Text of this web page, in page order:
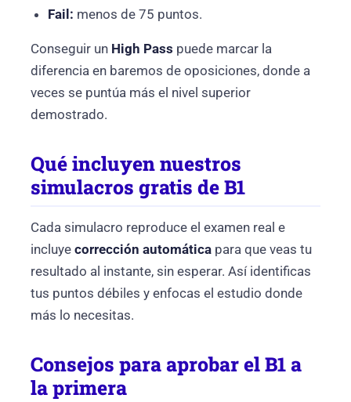
Fail: menos de 75 puntos.
Conseguir un High Pass puede marcar la
diferencia en baremos de oposiciones, donde a
veces se puntúa más el nivel superior
demostrado.
Qué incluyen nuestros
simulacros gratis de B1
Cada simulacro reproduce el examen real e
incluye corrección automática para que veas tu
resultado al instante, sin esperar. Así identificas
tus puntos débiles y enfocas el estudio donde
más lo necesitas.
Consejos para aprobar el B1 a
la primera